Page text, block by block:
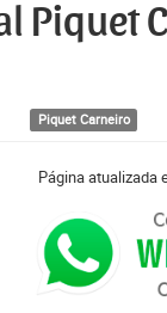
Piquet
Piquet Carneiro
Página atualizada